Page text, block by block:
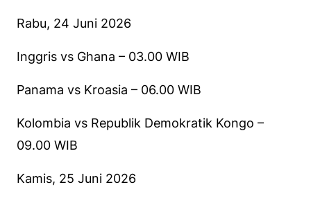
Rabu, 24 Juni 2026
Inggris vs Ghana – 03.00 WIB
Panama vs Kroasia – 06.00 WIB
Kolombia vs Republik Demokratik Kongo –
09.00 WIB
Kamis, 25 Juni 2026